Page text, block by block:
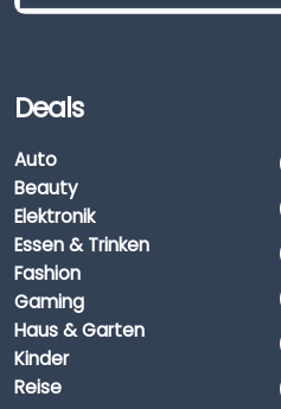
Deals
Auto
Beauty
Elektronik
Essen & Trinken
Fashion
Gaming
Haus & Garten
Kinder
Reise